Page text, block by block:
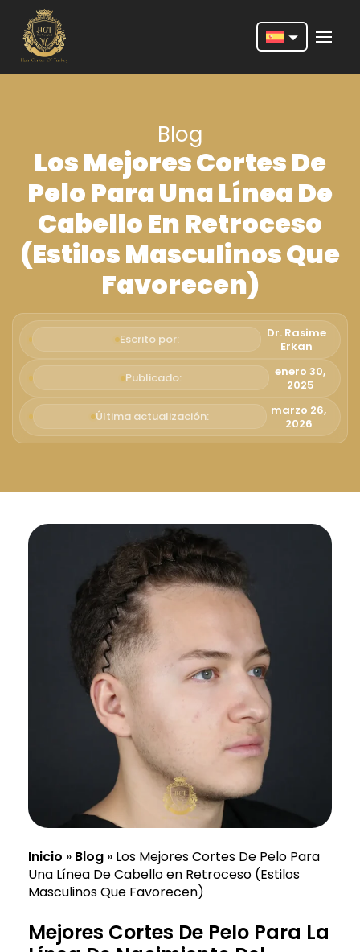
Deutsch
Português
Español
Türkçe
Italiano
Română
Русский
Български
Svenska
Blog
Los Mejores Cortes De
Pelo Para Una Línea De
Cabello En Retroceso
(Estilos Masculinos Que
Favorecen)
Escrito por:
Dr. Rasime
Erkan
Publicado:
enero 30,
2025
Última actualización:
marzo 26,
2026
Inicio » Blog » Los Mejores Cortes De Pelo Para
Una Línea De Cabello en Retroceso (Estilos
Masculinos Que Favorecen)
Mejores Cortes De Pelo Para La